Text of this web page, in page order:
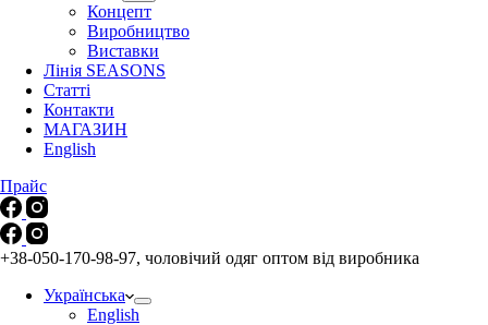
Концепт
Виробництво
Виставки
Лінія SEASONS
Статті
Контакти
МАГАЗИН
English
Прайс
+38-050-170-98-97, чоловічий одяг оптом від виробника
Українська
English